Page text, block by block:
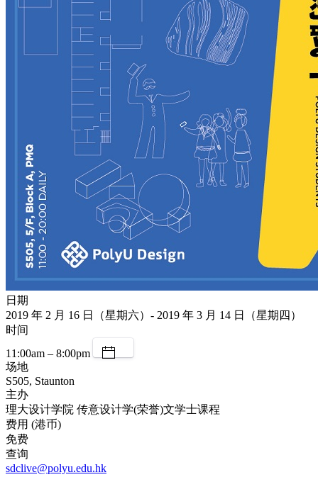
日期
2019 年 2 月 16 日（星期六）- 2019 年 3 月 14 日（星期四）
时间
11:00am – 8:00pm
场地
S505, Staunton
主办
理大设计学院 传意设计学(荣誉)文学士课程
费用 (港币)
免费
查询
sdclive@polyu.edu.hk